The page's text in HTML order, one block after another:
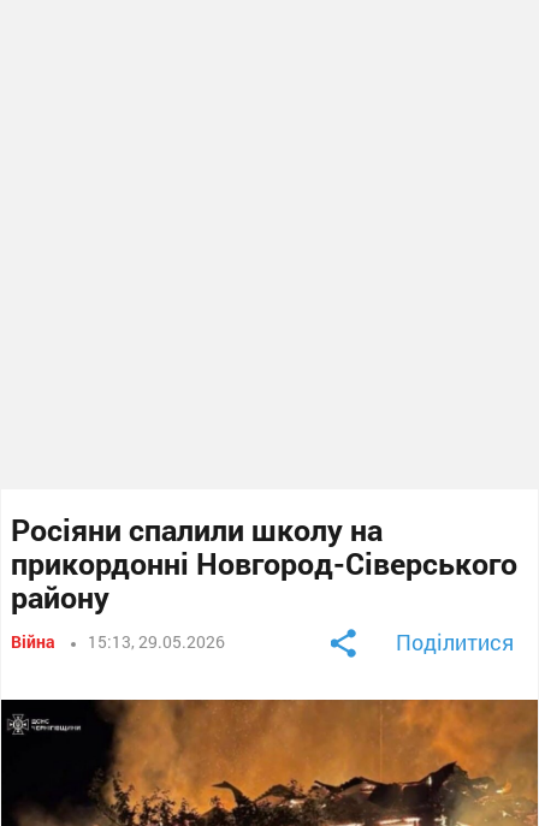
Росіяни спалили школу на
прикордонні Новгород-Сіверського
району
Війна 15:13, 29.05.2026 Поділитися